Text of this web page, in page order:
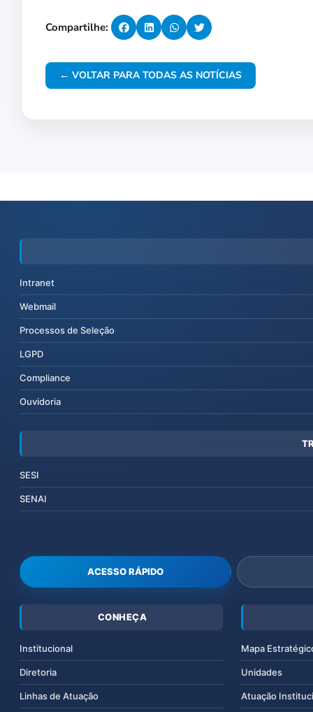
Compartilhe:
← VOLTAR PARA TODAS AS NOTÍCIAS
Intranet
Webmail
Processos de Seleção
LGPD
Compliance
Ouvidoria
SESI
SENAI
ACESSO RÁPIDO
CONHEÇA
Institucional
Diretoria
Linhas de Atuação
Mapa
Unidades
Atuação